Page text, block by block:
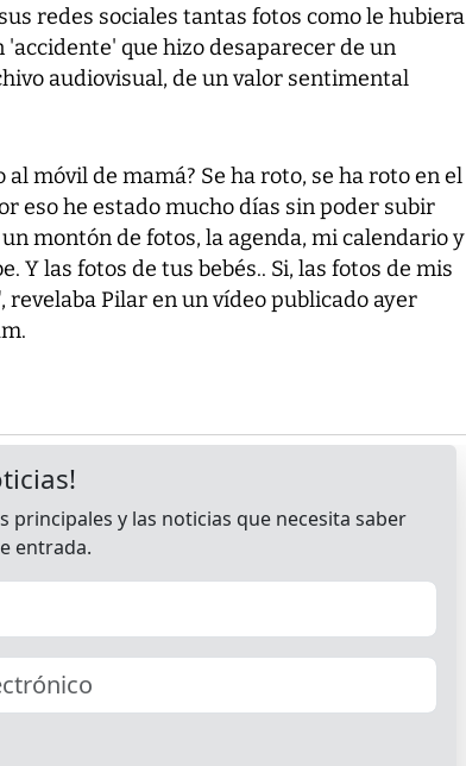
redes sociales tantas fotos como le hubiera
'accidente' que hizo desaparecer de un
audiovisual, de un valor sentimental
al móvil de mamá? Se ha roto, se ha roto en el
eso he estado mucho días sin poder subir
montón de fotos, la agenda, mi calendario y
Y las fotos de tus bebés.. Si, las fotos de mis
Pilar en un vídeo publicado ayer